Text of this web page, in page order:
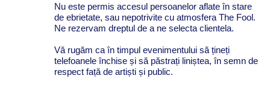
Nu este permis accesul persoanelor aflate în stare
de ebrietate, sau nepotrivite cu atmosfera The Fool.
Ne rezervam dreptul de a ne selecta clientela.
Vă rugăm ca în timpul evenimentului să țineți
telefoanele închise și să păstrați liniștea, în semn de
respect față de artiști și public.